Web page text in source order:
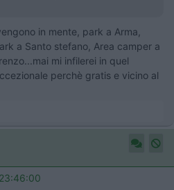
in mente, park a Arma,
a Santo stefano, Area camper a
mi infilerei in quel
perchè gratis e vicino al
23:46:00